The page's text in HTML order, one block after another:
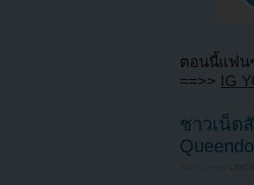
ตอนนี้แฟน
==>>
IG
ชาวเน็ต